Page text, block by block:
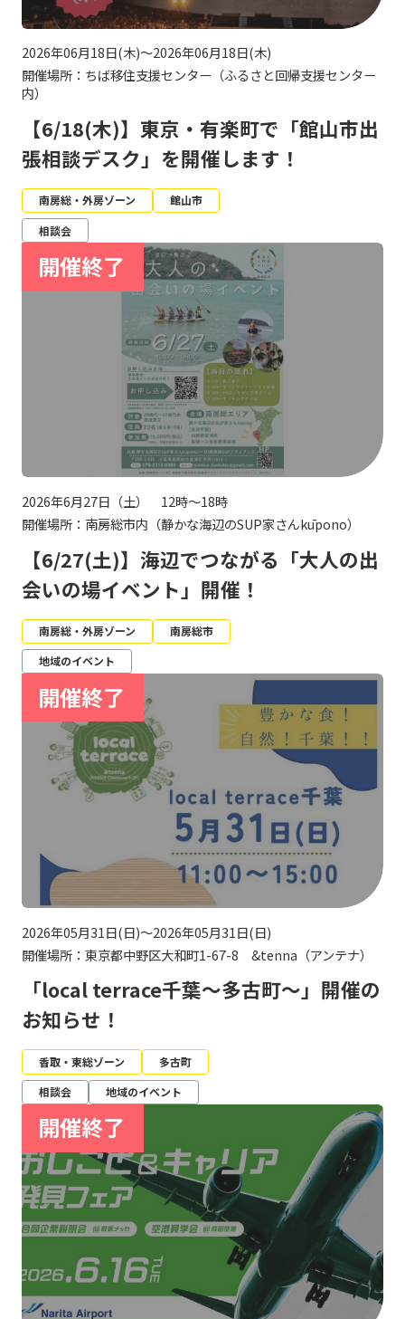
2026年06月18日(木)～2026年06月18日(木)
開催場所：ちば移住支援センター（ふるさと回帰支援センター
内）
【6/18(木)】東京・有楽町で「館山市出
張相談デスク」を開催します！
南房総・外房ゾーン
館山市
相談会
2026年6月27日（土） 12時～18時
開催場所：南房総市内（静かな海辺のSUP家さんkūpono）
【6/27(土)】海辺でつながる「大人の出
会いの場イベント」開催！
南房総・外房ゾーン
南房総市
地域のイベント
2026年05月31日(日)～2026年05月31日(日)
開催場所：東京都中野区大和町1-67-8 &tenna（アンテナ）
「local terrace千葉～多古町～」開催の
お知らせ！
香取・東総ゾーン
多古町
相談会
地域のイベント